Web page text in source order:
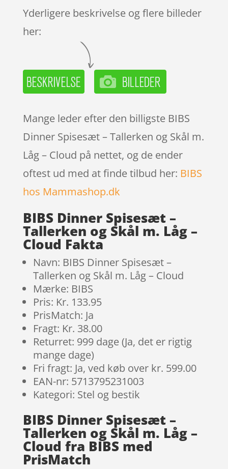
ømmels
er
Yderligere beskrivelse og flere billeder
her:
Mange leder efter den billigste BIBS
Dinner Spisesæt – Tallerken og Skål m.
Låg – Cloud på nettet, og de ender
oftest ud med at finde tilbud her: BIBS
hos Mammashop.dk
BIBS Dinner Spisesæt –
Tallerken og Skål m. Låg –
Cloud Fakta
Navn: BIBS Dinner Spisesæt –
Tallerken og Skål m. Låg – Cloud
Mærke: BIBS
Pris: Kr. 133.95
PrisMatch: Ja
Fragt: Kr. 38.00
Returret: 999 dage (Ja, det er rigtig
mange dage)
Fri fragt: Ja, ved køb over kr. 599.00
EAN-nr: 5713795231003
Kategori: Stel og bestik
BIBS Dinner Spisesæt –
Tallerken og Skål m. Låg –
Cloud fra BIBS med
PrisMatch